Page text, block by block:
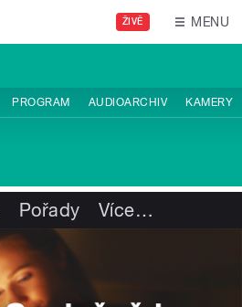
ŽIVĚ MENU
PROGRAM AUDIOARCHIV KAMERY
Pořady Více…